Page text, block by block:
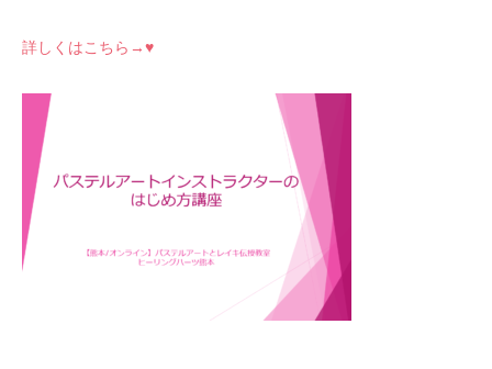
詳しくはこちら→♥